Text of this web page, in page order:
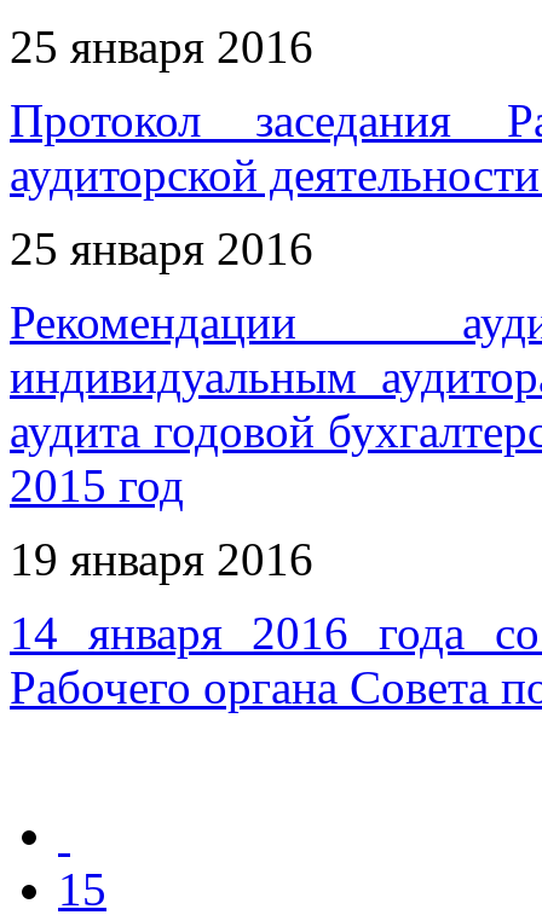
25 января 2016
Протокол заседания
аудиторской
25 января 2016
Рекомендации
индивидуальным
аудита годовой
2015 год
19 января 2016
14 января 2016 года
Рабочего органа Совета
15